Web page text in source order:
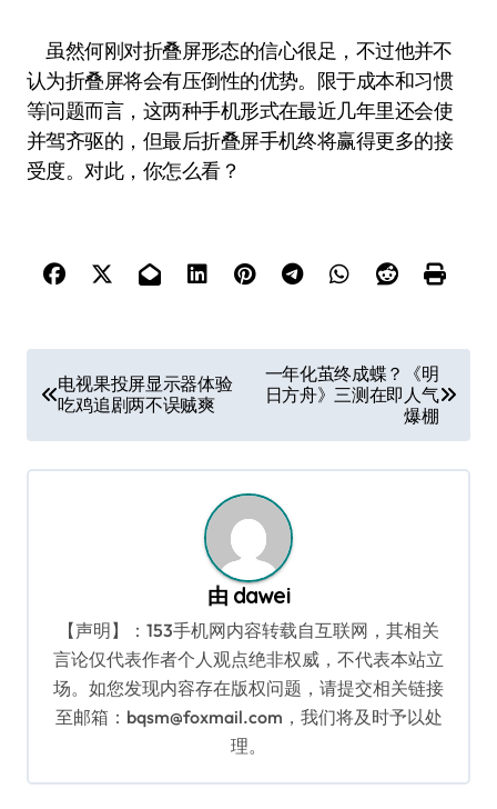
虽然何刚对折叠屏形态的信心很足，不过他并不
认为折叠屏将会有压倒性的优势。限于成本和习惯
等问题而言，这两种手机形式在最近几年里还会使
并驾齐驱的，但最后折叠屏手机终将赢得更多的接
受度。对此，你怎么看？
章
导
航
电视果投屏显示器体验
吃鸡追剧两不误贼爽
一年化茧终成蝶？《明
日方舟》三测在即人气
爆棚
由 dawei
【声明】：153手机网内容转载自互联网，其相关
言论仅代表作者个人观点绝非权威，不代表本站立
场。如您发现内容存在版权问题，请提交相关链接
至邮箱：bqsm@foxmail.com，我们将及时予以处
理。